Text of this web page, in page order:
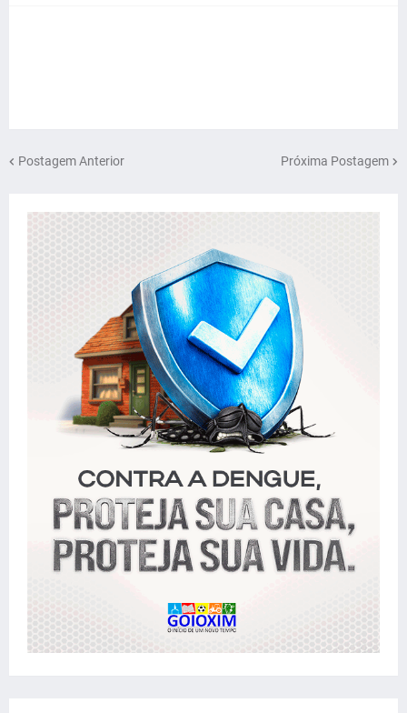
Postagem Anterior Próxima Postagem